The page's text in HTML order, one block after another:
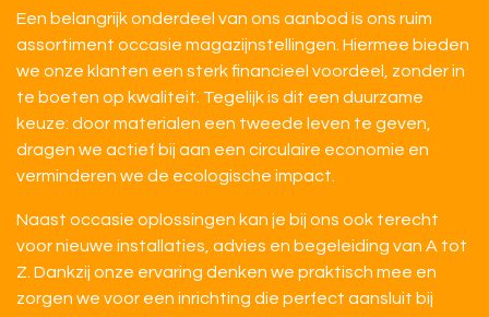
Een belangrijk onderdeel van ons aanbod is ons ruim
assortiment occasie magazijnstellingen. Hiermee bieden
we onze klanten een sterk financieel voordeel, zonder in
te boeten op kwaliteit. Tegelijk is dit een duurzame
keuze: door materialen een tweede leven te geven,
dragen we actief bij aan een circulaire economie en
verminderen we de ecologische impact.
Naast occasie oplossingen kan je bij ons ook terecht
voor nieuwe installaties, advies en begeleiding van A tot
Z. Dankzij onze ervaring denken we praktisch mee en
zorgen we voor een inrichting die perfect aansluit bij